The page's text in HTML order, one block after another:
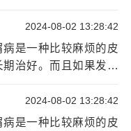
皮肤损伤，引起伤口
透气型的，还要宁波
鞋子，这样脚会更舒
尤其是夏天，穿鞋不
2024-08-02 13:28:42
是一种比较麻烦的皮
治好。而且如果发病
尤其是夏天，穿鞋不
2024-08-02 13:28:42
是一种比较麻烦的皮